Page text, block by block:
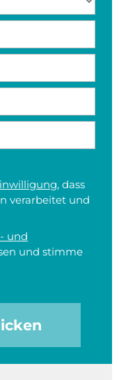
, dass
verarbeitet und
und
und stimme